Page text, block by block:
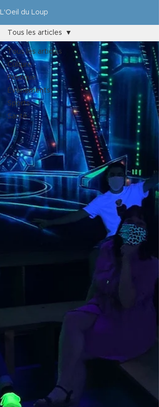
L'Oeil du Loup
Tous les articles
Culture
Politique
Évènements
Sports
Santé
Tous les articles